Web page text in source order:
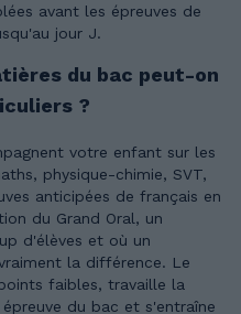
avant les épreuves de
jour J.
du bac peut-on
?
votre enfant sur les
physique-chimie, SVT,
anticipées de français en
du Grand Oral, un
d'élèves et où un
la différence. Le
faibles, travaille la
du bac et s'entraîne